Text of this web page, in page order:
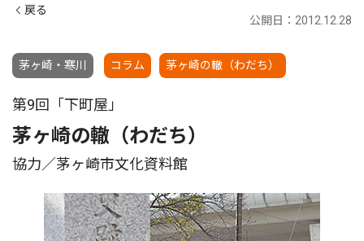
戻る
茅ヶ崎・寒川 コラム 茅ヶ崎の轍（わだち）
公開日：2012.12.28
第9回「下町屋」
茅ヶ崎の轍（わだち）
協力／茅ヶ崎市文化資料館